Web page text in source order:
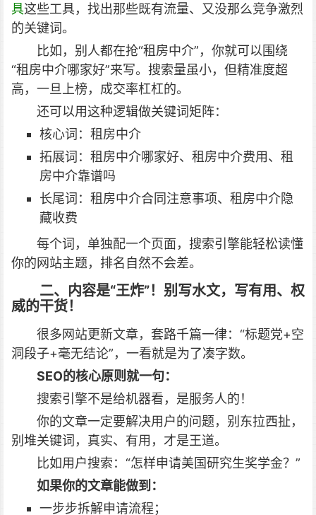
具这些工具，找出那些既有流量、又没那么竞争激烈
的关键词。
比如，别人都在抢“租房中介”，你就可以围绕
“租房中介哪家好”来写。搜索量虽小，但精准度超
高，一旦上榜，成交率杠杠的。
还可以用这种逻辑做关键词矩阵：
核心词：租房中介
拓展词：租房中介哪家好、租房中介费用、租
房中介靠谱吗
长尾词：租房中介合同注意事项、租房中介隐
藏收费
每个词，单独配一个页面，搜索引擎能轻松读懂
你的网站主题，排名自然不会差。
二、内容是“王炸”！别写水文，写有用、权
威的干货！
很多网站更新文章，套路千篇一律：“标题党+空
洞段子+毫无结论”，一看就是为了凑字数。
SEO的核心原则就一句：
搜索引擎不是给机器看，是服务人的！
你的文章一定要解决用户的问题，别东拉西扯，
别堆关键词，真实、有用，才是王道。
比如用户搜索：“怎样申请美国研究生奖学金？”
如果你的文章能做到：
一步步拆解申请流程；